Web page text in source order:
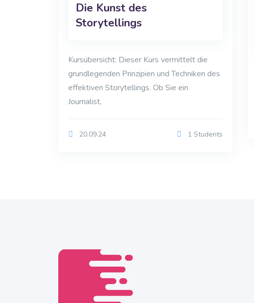
Die Kunst des
Storytellings
Kursübersicht: Dieser Kurs vermittelt die
grundlegenden Prinzipien und Techniken des
effektiven Storytellings. Ob Sie ein
Journalist,
20.09.24 1 Students